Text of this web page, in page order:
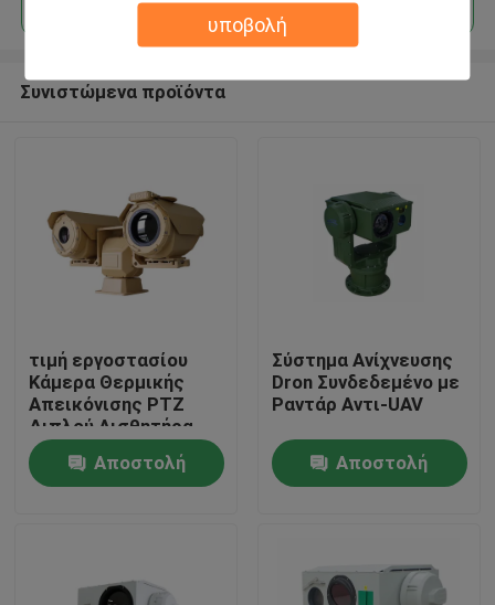
υποβολή
Σπίτι
Σχετικά με εμάς
Συνιστώμενα προϊόντα
τιμή εργοστασίου
Κάμερα Θερμικής
Απεικόνισης PTZ
Διπλού Αισθητήρα
Μεγάλης Εμβέλειας
Αποστολή
Σύστημα Ανίχνευσης
Dron Συνδεδεμένο με
Ραντάρ Αντι-UAV
Αποστολή